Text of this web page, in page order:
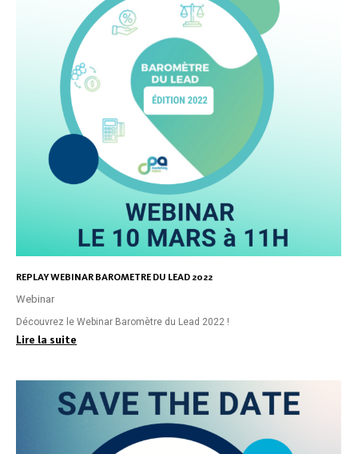
REPLAY WEBINAR BAROMETRE DU LEAD 2022
Webinar
Découvrez le Webinar Baromètre du Lead 2022 !
Lire la suite